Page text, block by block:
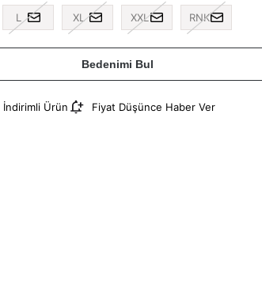
L XL XXL RNK
Bedenimi Bul
İndirimli Ürün Fiyat Düşünce Haber Ver